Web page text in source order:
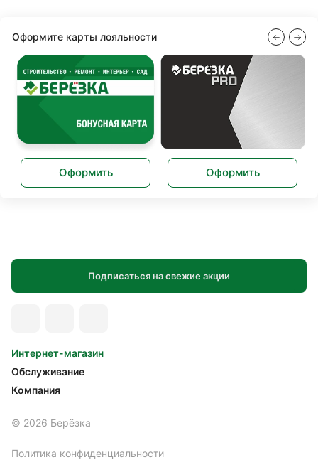
Оформите карты лояльности
Оформить Оформить
Подписаться на свежие акции
Интернет-магазин
Обслуживание
Компания
© 2026 Берёзка
Политика конфиденциальности